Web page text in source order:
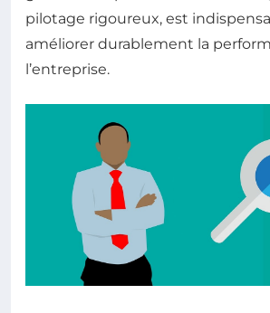
pilotage rigoureux, est
améliorer durablement la
l’entreprise.